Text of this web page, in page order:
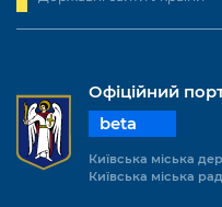
Офіційний
beta
Київська міська
Київська міська